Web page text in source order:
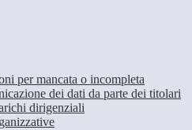
per mancata o incompleta
dei dati da parte dei titolari
dirigenziali